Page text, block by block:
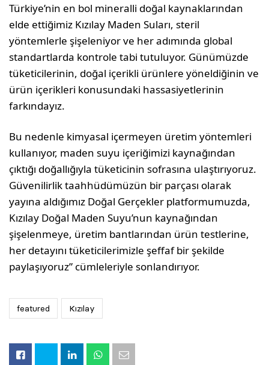
Türkiye’nin en bol mineralli doğal kaynaklarından
elde ettiğimiz Kızılay Maden Suları, steril
yöntemlerle şişeleniyor ve her adımında global
standartlarda kontrole tabi tutuluyor. Günümüzde
tüketicilerinin, doğal içerikli ürünlere yöneldiğinin ve
ürün içerikleri konusundaki hassasiyetlerinin
farkındayız.
Bu nedenle kimyasal içermeyen üretim yöntemleri
kullanıyor, maden suyu içeriğimizi kaynağından
çıktığı doğallığıyla tüketicinin sofrasına ulaştırıyoruz.
Güvenilirlik taahhüdümüzün bir parçası olarak
yayına aldığımız Doğal Gerçekler platformumuzda,
Kızılay Doğal Maden Suyu’nun kaynağından
şişelenmeye, üretim bantlarından ürün testlerine,
her detayını tüketicilerimizle şeffaf bir şekilde
paylaşıyoruz” cümleleriyle sonlandırıyor.
featured Kızılay